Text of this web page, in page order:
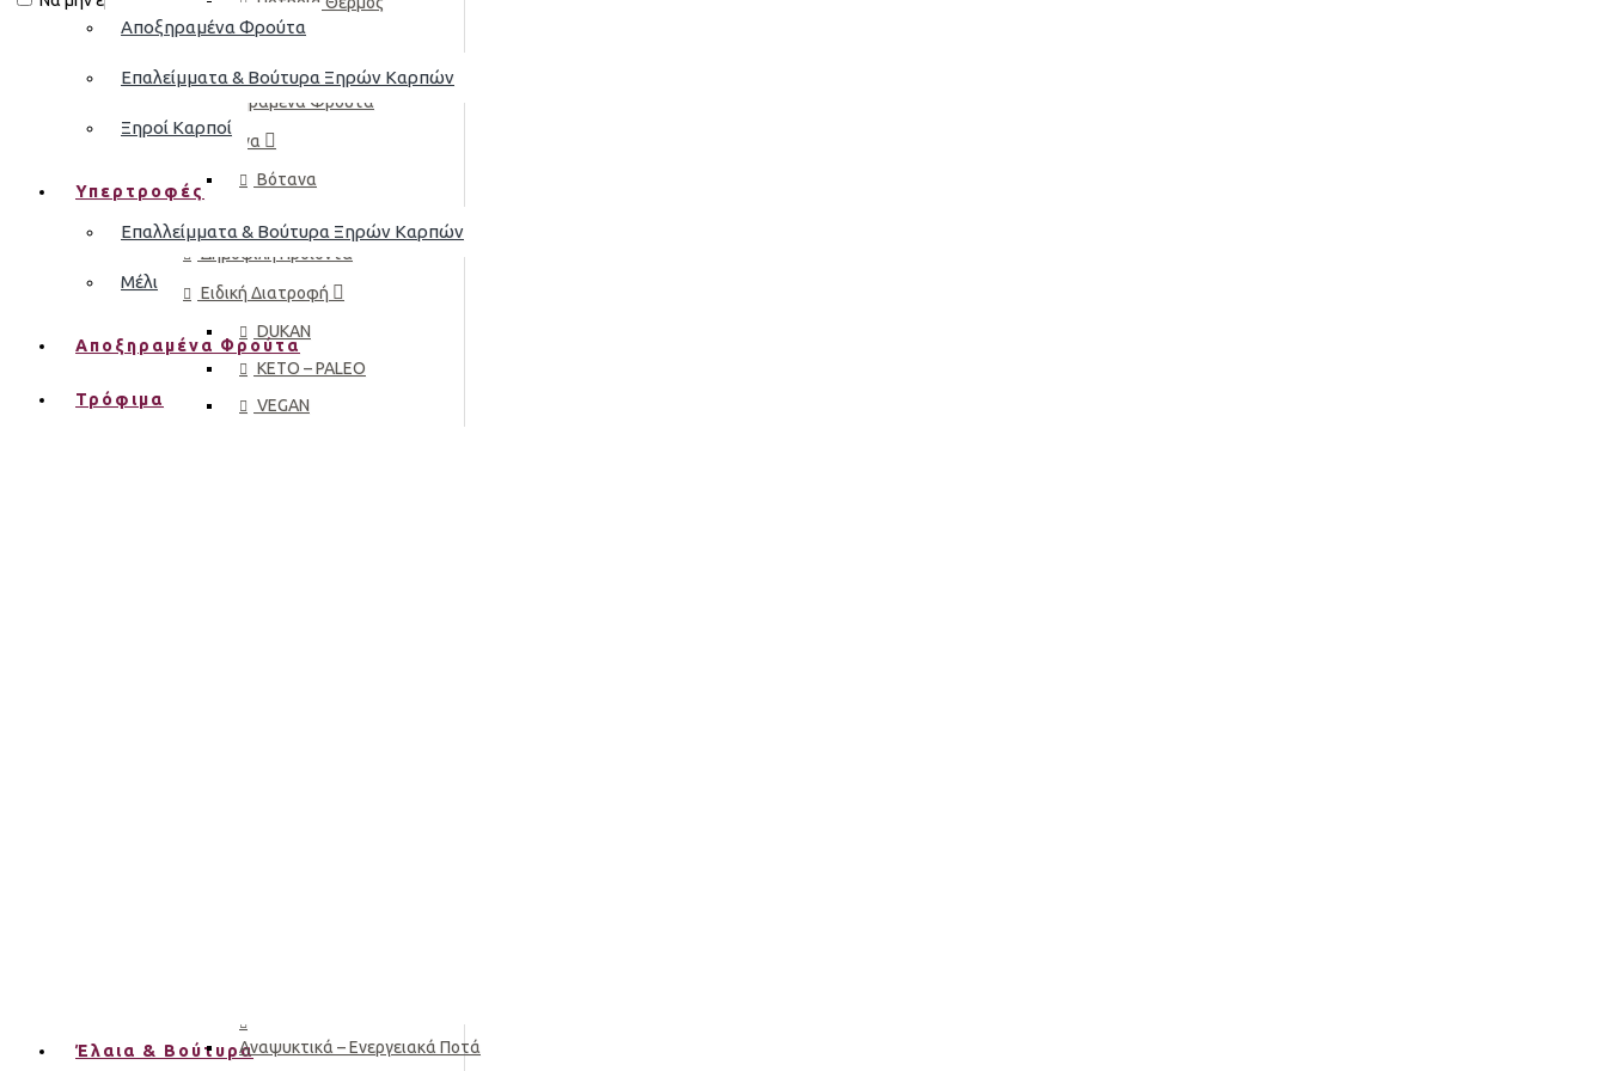
Αποξηραμένα Φρούτα
Επαλείμματα & Βούτυρα Ξηρών Καρπών
Ξηροί Καρποί
Υπερτροφές
Επαλλείμματα & Βούτυρα Ξηρών Καρπών
Μέλι
Αποξηραμένα Φρούτα
Τρόφιμα
Έλαια & Βούτυρα
Αποξηραμένα Φρούτα
Βότανα
Βότανα
Δημοφιλή Προϊόντα
Ειδική Διατροφή
DUKAN
KETO – PALEO
VEGAN
Αναψυκτικά – Ενεργειακά Ποτά